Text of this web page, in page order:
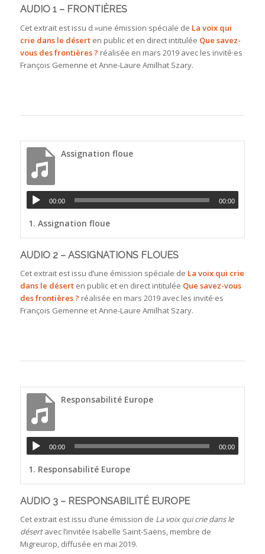
AUDIO 1 – FRONTIÈRES
Cet extrait est issu d »une émission spéciale de La voix qui
crie dans le déserten public et en direct intitulée Que savez-
vous des frontières ? réalisée en mars 2019 avec les invité·es
François Gemenne et Anne-Laure Amilhat Szary.
Assignation floue
00:00 00:00
1. Assignation floue
AUDIO 2 – ASSIGNATIONS FLOUES
Cet extrait est issu d’une émission spéciale de La voix qui crie
dans le déserten public et en direct intitulée Que savez-vous
des frontières ? réalisée en mars 2019 avec les invité·es
François Gemenne et Anne-Laure Amilhat Szary.
Responsabilité Europe
00:00 00:00
1. Responsabilité Europe
AUDIO 3 – RESPONSABILITÉ EUROPE
Cet extrait est issu d’une émission de La voix qui crie dans le
désertavec l’invitée Isabelle Saint-Saëns, membre de
Migreurop, diffusée en mai 2019.